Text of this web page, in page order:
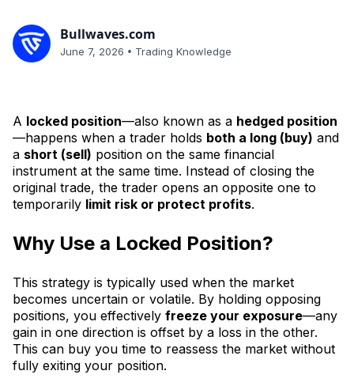
Bullwaves.com
June 7, 2026 • Trading Knowledge
A locked position—also known as a hedged position
—happens when a trader holds both a long (buy) and
a short (sell) position on the same financial
instrument at the same time. Instead of closing the
original trade, the trader opens an opposite one to
temporarily limit risk or protect profits.
Why Use a Locked Position?
This strategy is typically used when the market
becomes uncertain or volatile. By holding opposing
positions, you effectively freeze your exposure—any
gain in one direction is offset by a loss in the other.
This can buy you time to reassess the market without
fully exiting your position.